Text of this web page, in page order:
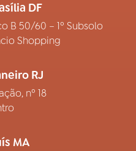
DF
B 50/60 – 1º Subsolo
Shopping
RJ
nº 18
MA